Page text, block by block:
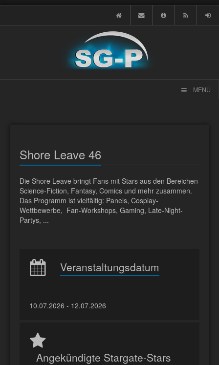
MENÜ
Shore Leave 46
Die Shore Leave bringt Fans mit Stars aus den Bereichen
Science-Fiction, Fantasy, Comics und mehr zusammen.
Das Programm ist vielfältig: Panels, Cosplay-
Wettbewerbe, Fan-Workshops, Gaming, Late-Night-
Partys, ...
Veranstaltungsdatum
10.07.2026 - 12.07.2026
Angekündigte Stargate-Stars